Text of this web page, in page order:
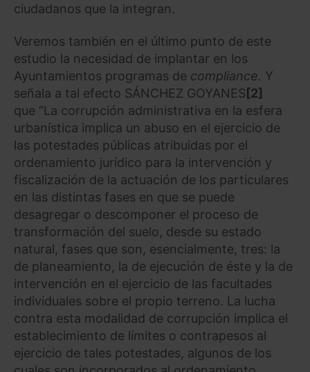
ciudadanos que la integran.
Veremos también en el último punto de este
estudio la necesidad de implantar en los
Ayuntamientos programas de compliance. Y
señala a tal efecto SÁNCHEZ GOYANES [2]
que “La corrupción administrativa en la esfera
urbanística implica un abuso en el ejercicio de
las potestades públicas atribuidas por el
ordenamiento jurídico para la intervención y
fiscalización de la actuación de los particulares
en las distintas fases en que se puede
desagregar o descomponer el proceso de
transformación del suelo, desde su estado
natural, fases que son, esencialmente, tres: la
de planeamiento, la de ejecución de éste y la de
intervención en el ejercicio de las facultades
individuales sobre el propio terreno. La lucha
contra esta modalidad de corrupción implica el
establecimiento de límites o contrapesos al
ejercicio de tales potestades, algunos de los